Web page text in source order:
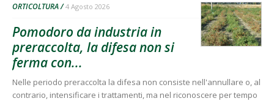
ORTICOLTURA 4 Agosto 2026
Pomodoro da industria in
preraccolta, la difesa non si
ferma con...
Nelle periodo preraccolta la difesa non consiste nell'annullare o, al
contrario, intensificare i trattamenti, ma nel riconoscere per tempo